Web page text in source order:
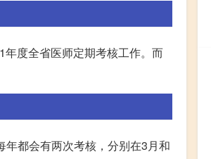
度全省医师定期考核工作。而
都会有两次考核，分别在3月和